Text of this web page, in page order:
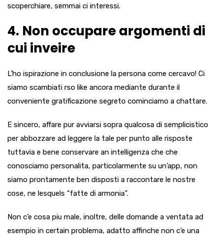
scoperchiare, semmai ci interessi.
4. Non occupare argomenti di
cui inveire
L’ho ispirazione in conclusione la persona come cercavo! Ci
siamo scambiati rso like ancora mediante durante il
conveniente gratificazione segreto cominciamo a chattare.
E sincero, affare pur avviarsi sopra qualcosa di semplicistico
per abbozzare ad leggere la tale per punto alle risposte
tuttavia e bene conservare an intelligenza che che
conosciamo personalita, particolarmente su un’app, non
siamo prontamente ben disposti a raccontare le nostre
cose, ne lesquels “fatte di armonia”.
Non c’e cosa piu male, inoltre, delle domande a ventata ad
esempio in certain problema, adatto affinche non c’e una